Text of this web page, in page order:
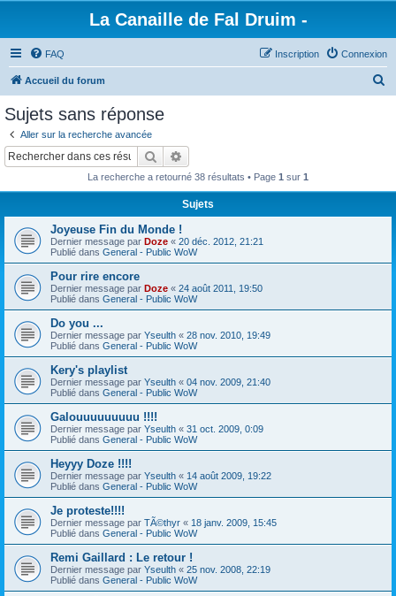
La Canaille de Fal Druim -
FAQ Connexion
Inscription
Accueil du forum
Sujets sans réponse
Aller sur la recherche avancée
Rechercher
La recherche a retourné 38 résultats • Page 1 sur 1
Sujets
Joyeuse Fin du Monde !
Dernier message par Doze « 20 déc. 2012, 21:21
Publié dans General - Public WoW
Pour rire encore
Dernier message par Doze « 24 août 2011, 19:50
Publié dans General - Public WoW
Do you ...
Dernier message par Yseulth « 28 nov. 2010, 19:49
Publié dans General - Public WoW
Kery's playlist
Dernier message par Yseulth « 04 nov. 2009, 21:40
Publié dans General - Public WoW
Galouuuuuuuuu !!!!
Dernier message par Yseulth « 31 oct. 2009, 0:09
Publié dans General - Public WoW
Heyyy Doze !!!!
Dernier message par Yseulth « 14 août 2009, 19:22
Publié dans General - Public WoW
Je proteste!!!!
Dernier message par TÃ©thyr « 18 janv. 2009, 15:45
Publié dans General - Public WoW
Remi Gaillard : Le retour !
Dernier message par Yseulth « 25 nov. 2008, 22:19
Publié dans General - Public WoW